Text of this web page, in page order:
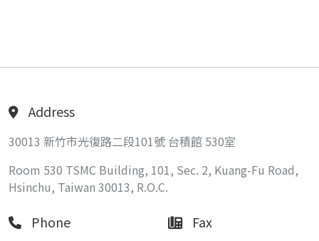
Address
30013 新竹市光復路二段101號 台積館 530室
Room 530 TSMC Building, 101, Sec. 2, Kuang-Fu Road,
Hsinchu, Taiwan 30013, R.O.C.
Phone Fax